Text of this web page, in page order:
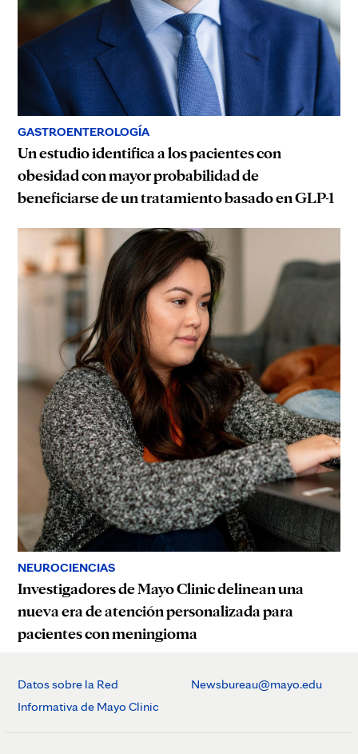
GASTROENTEROLOGÍA
Un estudio identifica a los pacientes con
obesidad con mayor probabilidad de
beneficiarse de un tratamiento basado en GLP-1
NEUROCIENCIAS
Investigadores de Mayo Clinic delinean una
nueva era de atención personalizada para
pacientes con meningioma
Datos sobre la Red
Informativa de Mayo Clinic
Newsbureau@mayo.edu